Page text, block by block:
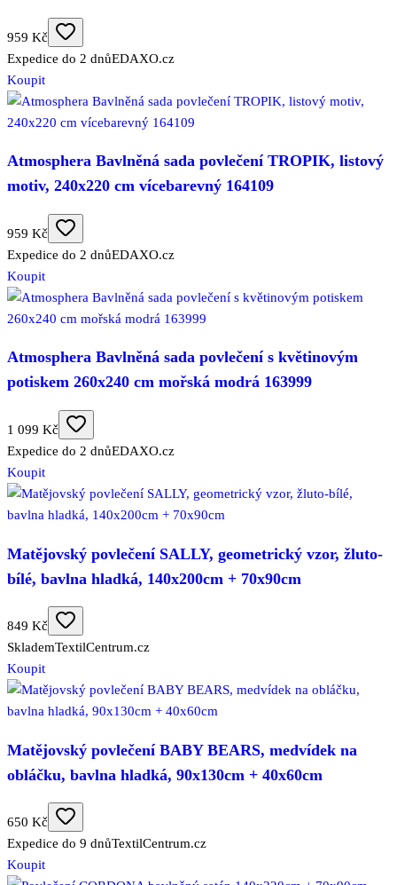
959 Kč
Expedice do 2 dnůEDAXO.cz
Koupit
Atmosphera Bavlněná sada povlečení TROPIK, listový
motiv, 240x220 cm vícebarevný 164109
959 Kč
Expedice do 2 dnůEDAXO.cz
Koupit
Atmosphera Bavlněná sada povlečení s květinovým
potiskem 260x240 cm mořská modrá 163999
1 099 Kč
Expedice do 2 dnůEDAXO.cz
Koupit
Matějovský povlečení SALLY, geometrický vzor, žluto-
bílé, bavlna hladká, 140x200cm + 70x90cm
849 Kč
SklademTextilCentrum.cz
Koupit
Matějovský povlečení BABY BEARS, medvídek na
obláčku, bavlna hladká, 90x130cm + 40x60cm
650 Kč
Expedice do 9 dnůTextilCentrum.cz
Koupit